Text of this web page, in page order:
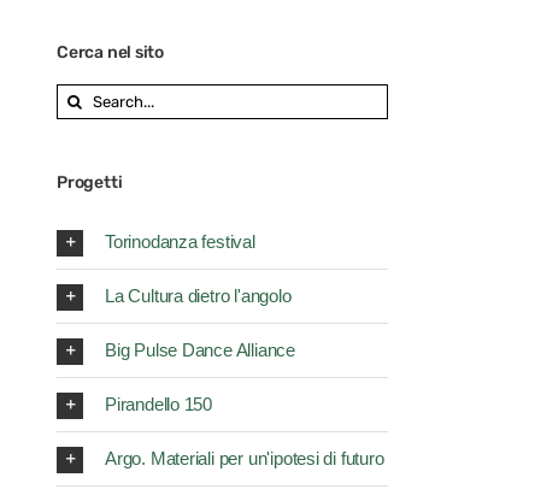
Cerca nel sito
Search
for:
Progetti
Torinodanza festival
La Cultura dietro l'angolo
Big Pulse Dance Alliance
Pirandello 150
Argo. Materiali per un'ipotesi di futuro